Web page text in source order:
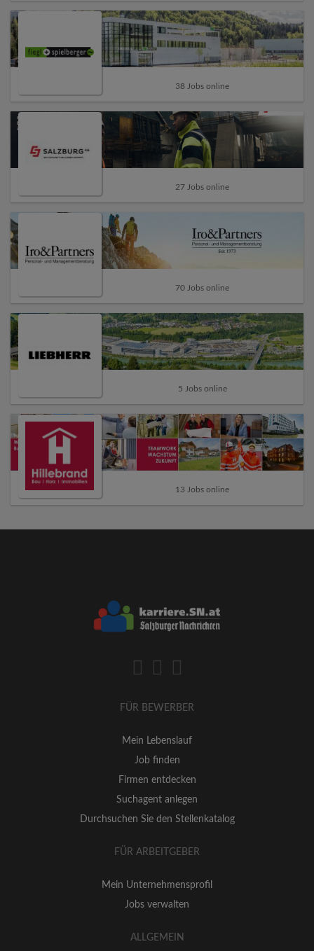
38 Jobs online
27 Jobs online
70 Jobs online
5 Jobs online
13 Jobs online
FÜR BEWERBER
Mein Lebenslauf
Job finden
Firmen entdecken
Suchagent anlegen
Durchsuchen Sie den Stellenkatalog
FÜR ARBEITGEBER
Mein Unternehmensprofil
Jobs verwalten
ALLGEMEIN